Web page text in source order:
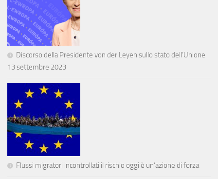
Discorso della Presidente von der Leyen sullo stato dell’Unione
13 settembre 2023
Flussi migratori incontrollati il rischio oggi è un’azione di forza